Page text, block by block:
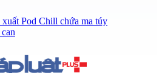
Pod Chill chứa ma túy